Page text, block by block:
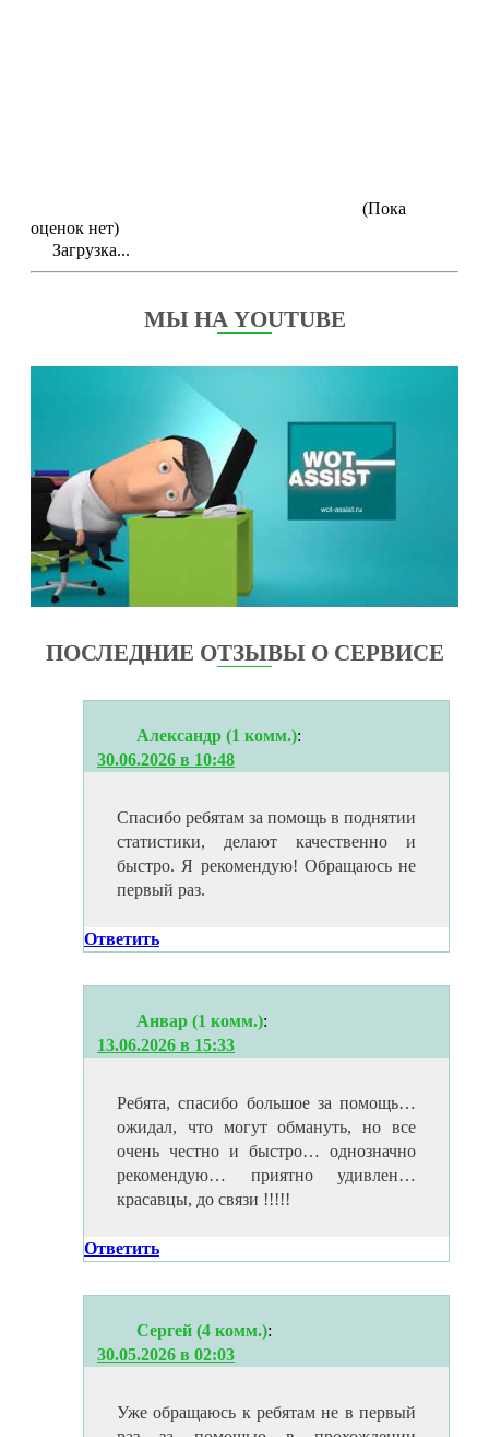
(Пока
оценок нет)
Загрузка...
МЫ НА YOUTUBE
ПОСЛЕДНИЕ ОТЗЫВЫ О СЕРВИСЕ
Александр (1 комм.):
30.06.2026 в 10:48
Спасибо ребятам за помощь в поднятии
статистики, делают качественно и
быстро. Я рекомендую! Обращаюсь не
первый раз.
Ответить
Анвар (1 комм.):
13.06.2026 в 15:33
Ребята, спасибо большое за помощь…
ожидал, что могут обмануть, но все
очень честно и быстро… однозначно
рекомендую… приятно удивлен…
красавцы, до связи !!!!!
Ответить
Сергей (4 комм.):
30.05.2026 в 02:03
Уже обращаюсь к ребятам не в первый